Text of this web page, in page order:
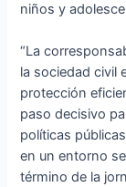
niños y
“La
la sociedad civil
protección
paso decisivo
políticas
en un entorno
término de la